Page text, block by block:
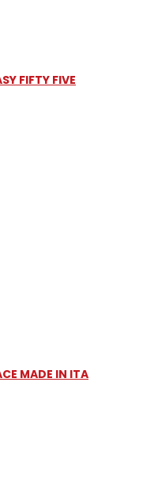
FIFTY FIVE
MADE IN ITA